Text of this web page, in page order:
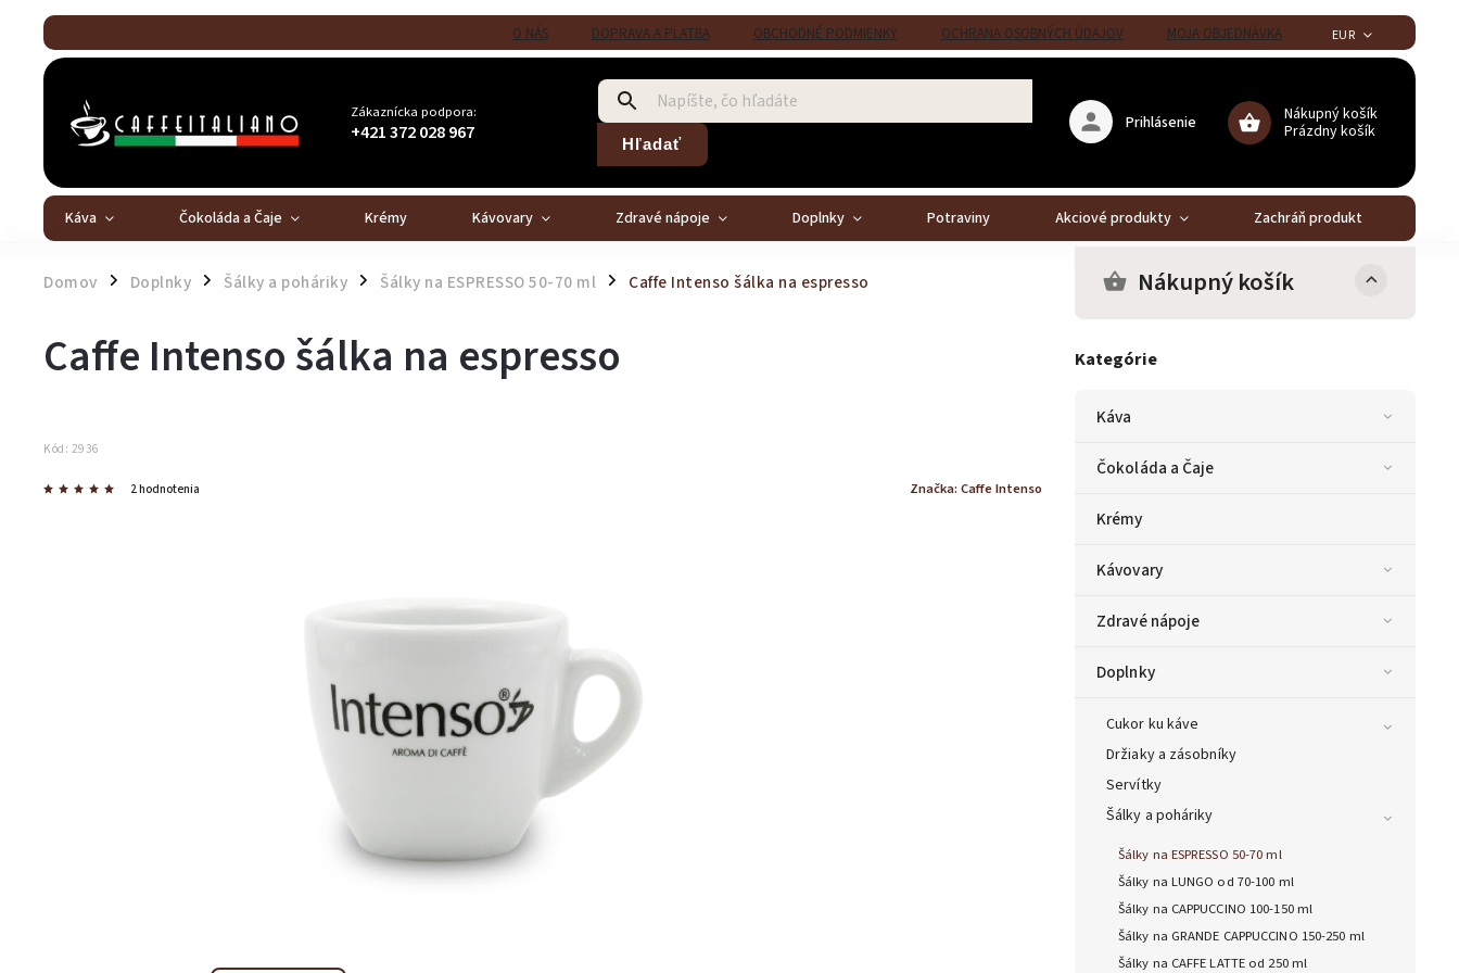
O NÁS DOPRAVA A PLATBA OBCHODNÉ PODMIENKY OCHRANA OSOBNÝCH ÚDAJOV MOJA OBJEDNÁVKA EUR
Zákaznícka podpora:
+421 372 028 967 Hľadať
Nákupný košík
Prázdny košík
Prihlásenie
Káva Čokoláda a Čaje Krémy Kávovary Zdravé nápoje Doplnky Potraviny Akciové produkty Zachráň produkt
Domov / Doplnky / Šálky a poháriky / Šálky na ESPRESSO 50-70 ml / Caffe Intenso šálka na espresso Nákupný košík
Kategórie
Káva
Čokoláda a Čaje
Krémy
Kávovary
Zdravé nápoje
Doplnky
Cukor ku káve
Držiaky a zásobníky
Servítky
Šálky a poháriky
Šálky na ESPRESSO 50-70 ml
Šálky na LUNGO od 70-100 ml
Šálky na CAPPUCCINO 100-150 ml
Šálky na GRANDE CAPPUCCINO 150-250 ml
Šálky na CAFFE LATTE od 250 ml
Caffe Intenso šálka na espresso
Kód: 2936
2 hodnotenia Značka: Caffe Intenso